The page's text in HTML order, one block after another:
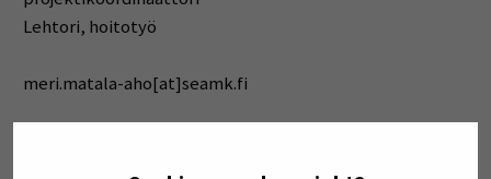
Lehtori, hoitotyö
meri.matala-aho[at]seamk.fi